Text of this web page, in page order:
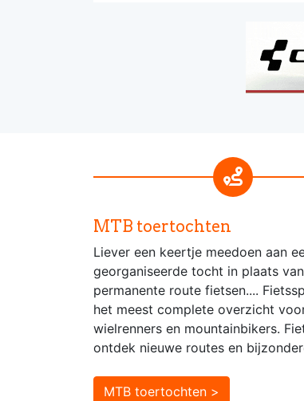
MTB toertochten
Liever een keertje meedoen aan
georganiseerde tocht in plaats
permanente route fietsen....
het meest complete overzicht
wielrenners en mountainbikers.
ontdek nieuwe routes en
MTB toertochten >